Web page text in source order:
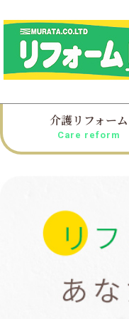
介護リフォーム
Care reform